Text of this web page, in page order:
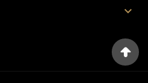

